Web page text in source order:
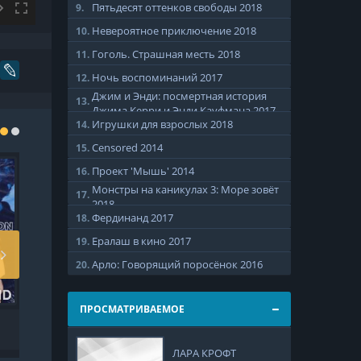
СВАДЕБНЫЕ
КОЛОКОЛА /
SVADEBNIE
ТЁМНОЕ ЦАРСТВО /
9. Пятьдесят оттенков свободы 2018
10. Невероятное приключение 2018
11. Гоголь. Страшная месть 2018
12. Ночь воспоминаний 2017
13. Джим и Энди: посмертная история
Джима Керри и Энди Кауфмана2017
14. Игрушки для взрослых 2018
15. Censored 2014
16. Проект 'Мышь' 2014
17. Монстры на каникулах 3: Море зовёт
2018
18. Фердинанд 2017
19. Ералаш в кино 2017
20. Арло: Говорящий поросёнок 2016
ПРОСМАТРИВАЕМОЕ
ЛАРА КРОФТ